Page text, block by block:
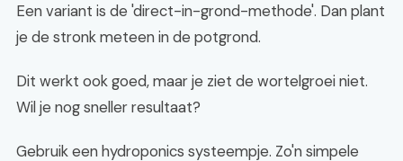
Een variant is de 'direct-in-grond-methode'. Dan plant
je de stronk meteen in de potgrond.
Dit werkt ook goed, maar je ziet de wortelgroei niet.
Wil je nog sneller resultaat?
Gebruik een hydroponics systeempje. Zo'n simpele